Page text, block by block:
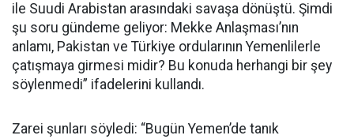
ile Suudi Arabistan arasındaki savaşa dönüştü. Şimdi
şu soru gündeme geliyor: Mekke Anlaşması’nın
anlamı, Pakistan ve Türkiye ordularının Yemenlilerle
çatışmaya girmesi midir? Bu konuda herhangi bir şey
söylenmedi” ifadelerini kullandı.
Zarei şunları söyledi: “Bugün Yemen’de tanık